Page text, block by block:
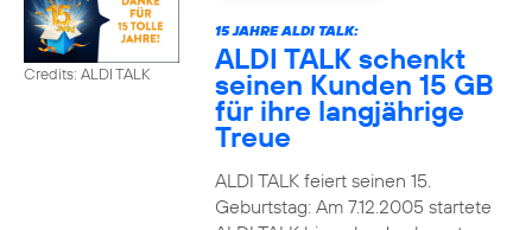
Credits: ALDI TALK
15 JAHRE ALDI TALK:
ALDI TALK schenkt
seinen Kunden 15 GB
für ihre langjährige
Treue
ALDI TALK feiert seinen 15.
Geburtstag: Am 7.12.2005 startete